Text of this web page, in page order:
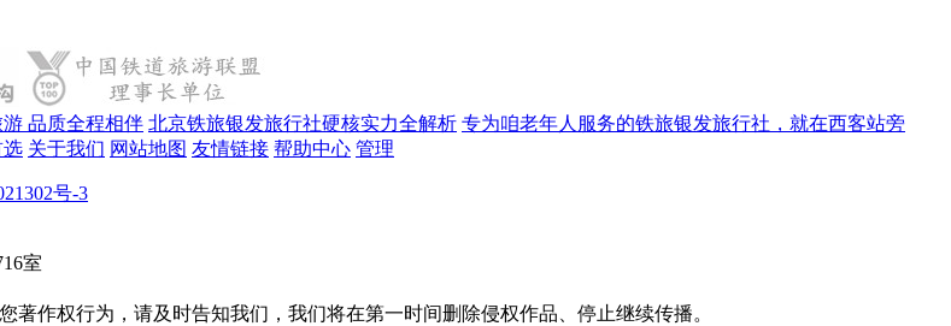
品质全程相伴 北京铁旅银发旅行社硬核实力全解析 专为咱老年人服务的铁旅银发旅行社，就在西客站旁
选 关于我们 网站地图 友情链接 帮助中心 管理
号-3
室
著作权行为，请及时告知我们，我们将在第一时间删除侵权作品、停止继续传播。